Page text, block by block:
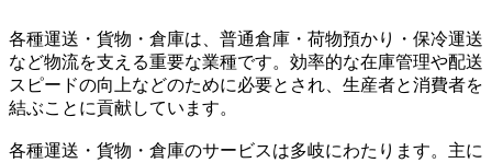
各種運送・貨物・倉庫は、普通倉庫・荷物預かり・保冷運送
など物流を支える重要な業種です。効率的な在庫管理や配送
スピードの向上などのために必要とされ、生産者と消費者を
結ぶことに貢献しています。
各種運送・貨物・倉庫のサービスは多岐にわたります。主に